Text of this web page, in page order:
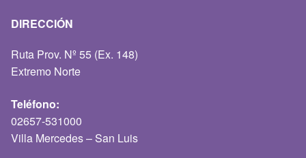
DIRECCIÓN
Ruta Prov. Nº 55 (Ex. 148)
Extremo Norte
Teléfono:
02657-531000
Villa Mercedes – San Luis